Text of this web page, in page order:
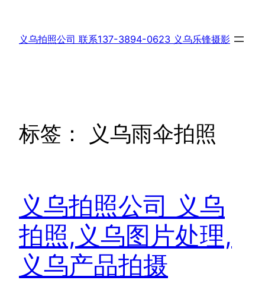
义乌拍照公司 联系137-3894-0623 义乌乐锋摄影
标签： 义乌雨伞拍照
义乌拍照公司 义乌
拍照,义乌图片处理,
义乌产品拍摄